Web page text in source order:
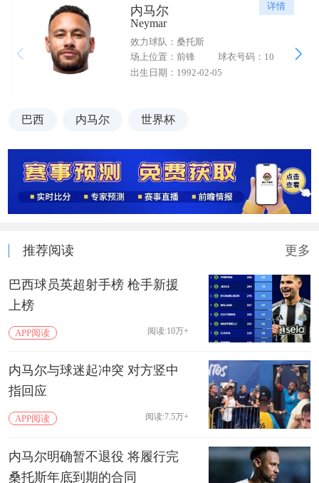
详情
内马尔
Neymar
效力球队：桑托斯
场上位置：前锋
球衣号码：10
出生日期：1992-02-05
巴西 内马尔 世界杯
推荐阅读 更多
巴西球员英超射手榜 枪手新援
上榜
APP阅读 阅读:10万+
内马尔与球迷起冲突 对方竖中
指回应
APP阅读 阅读:7.5万+
内马尔明确暂不退役 将履行完
桑托斯年底到期的合同